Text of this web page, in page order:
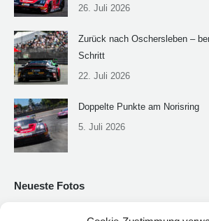
26. Juli 2026
Zurück nach Oschersleben –
Schritt
22. Juli 2026
Doppelte Punkte am Norisring
5. Juli 2026
Neueste Fotos